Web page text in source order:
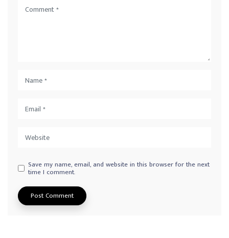
Save my name, email, and website in this browser for the next
time I comment.